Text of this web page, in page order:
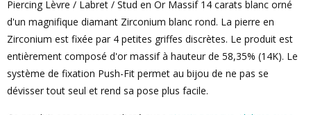
Piercing Lèvre / Labret / Stud en Or Massif 14 carats blanc orné
d'un magnifique diamant Zirconium blanc rond. La pierre en
Zirconium est fixée par 4 petites griffes discrètes. Le produit est
entièrement composé d'or massif à hauteur de 58,35% (14K). Le
système de fixation Push-Fit permet au bijou de ne pas se
dévisser tout seul et rend sa pose plus facile.